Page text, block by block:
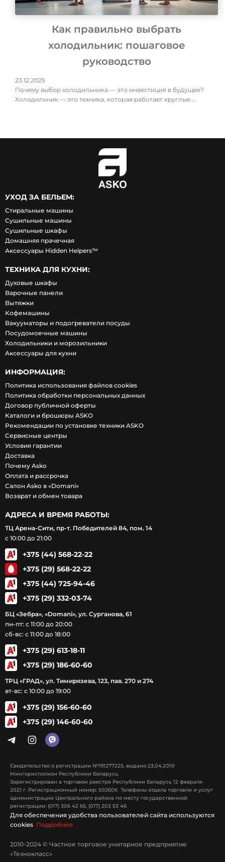
Как правильно выбрать
холодильник: пошаговое
руководство
23.12.2025
Почему выбор холодильника — это инвестиция в будущее?
Холодильник — это техника, которая работает круглые …
УХОД ЗА БЕЛЬЕМ:
Стиральные машины
Сушильные машины
Сушильные шкафы
Домашняя прачечная
Аксессуары Hidden Helpers™
ТЕХНИКА ДЛЯ КУХНИ:
Духовые шкафы
Варочные панели
Вытяжки
Кофемашины
Вакууматоры и подогреватели посуды
Посудомоечные машины
Холодильники и морозильники
Аксессуары для кухни
ИНФОРМАЦИЯ:
Политика использования файлов cookies
Политика обработки персональных данных
Договор публичной оферты
Каталоги и брошюры ASKO
Рекомендации по установке техники ASKO
Сервисные центры
Условия гарантии
Доставка
Почему Asko
Оплата и рассрочка
Салон Asko в «Domani»
Возврат и обмен товара
АДРЕСА И ВРЕМЯ РАБОТЫ:
ТЦ Арена-Сити, пр-т. Победителей 84, пом. 14
с 10:00 до 21:00
+375 (44) 568-22-22
+375 (29) 568-22-22
+375 (44) 725-94-46
+375 (29) 332-03-74
БЦ «Зебра», «Domani», ул. Сурганова, 61
пн-пт: с 11:00 до 20:00
сб-вс: с 11:00 до 18:00
+375 (29) 613-18-11
+375 (29) 186-60-60
ТРЦ «ГРАД», ул. Тимирязева, 123, пав. 270 и 274
вт-вс: с 10:00 до 19:00
+375 (29) 156-60-60
+375 (29) 146-60-60
Свидетельство о регистрации №191277225, выдано 23.04.2010
Мингорисполком Республики Беларусь.
Зарегистрирован в торговом реестре Республики Беларусь 12 февраля
2021 г. Регистрационный номер: 502606 Телефоны отдела торговли и услуг
администрации Центрального района по месту государственной
регистрации: (017) 306 42 65, (017) 203 53 46
Для обеспечения удобства пользователей сайта используются
cookies Подробнее
2010-2024 © Частное торговое унитарное предприятие
«Технокласс»